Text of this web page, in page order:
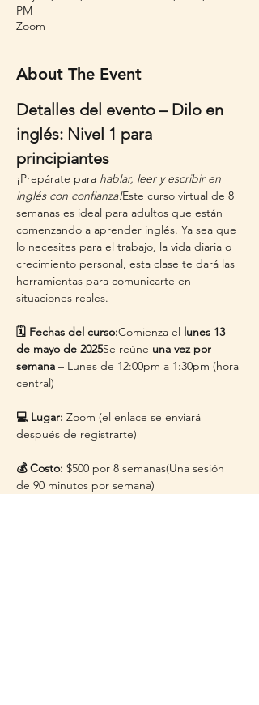
PM
Zoom
About The Event
Detalles del evento – Dilo en
inglés: Nivel 1 para
principiantes
¡Prepárate para hablar, leer y escribir en
inglés con confianza!Este curso virtual de 8
semanas es ideal para adultos que están
comenzando a aprender inglés. Ya sea que
lo necesites para el trabajo, la vida diaria o
crecimiento personal, esta clase te dará las
herramientas para comunicarte en
situaciones reales.
🗓️ Fechas del curso:Comienza el lunes 13
de mayo de 2025Se reúne una vez por
semana – Lunes de 12:00pm a 1:30pm (hora
central)
💻 Lugar: Zoom (el enlace se enviará
después de registrarte)
💰 Costo: $500 por 8 semanas(Una sesión
de 90 minutos por semana)